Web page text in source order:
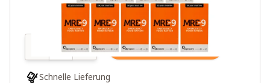
In den Warenkorb
Schnelle Lieferung